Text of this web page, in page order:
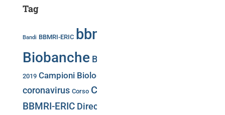
Tag
Bandi BBMRI-ERIC bbmri.it
Biobanche Biobank Week
2019 Campioni Biologici
coronavirus Corso COVID-19
BBMRI-ERIC Directory BBMRi.it